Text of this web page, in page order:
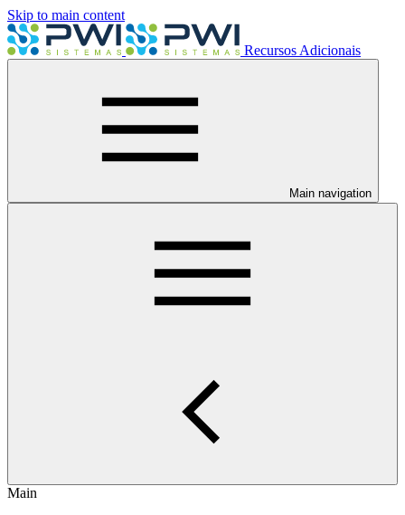
Skip to main content
Recursos Adicionais
Main navigation
Main